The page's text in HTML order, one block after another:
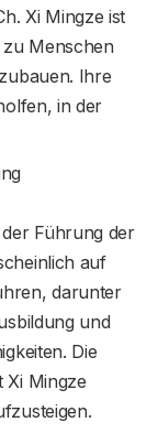
Xi Mingze ist
Menschen
Ihre
in der
Führung der
auf
darunter
und
Die
Mingze